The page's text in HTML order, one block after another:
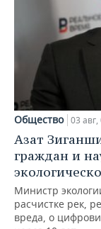
Общество 03
Азат
граждан и
Министр
расчистке рек,
вреда, о